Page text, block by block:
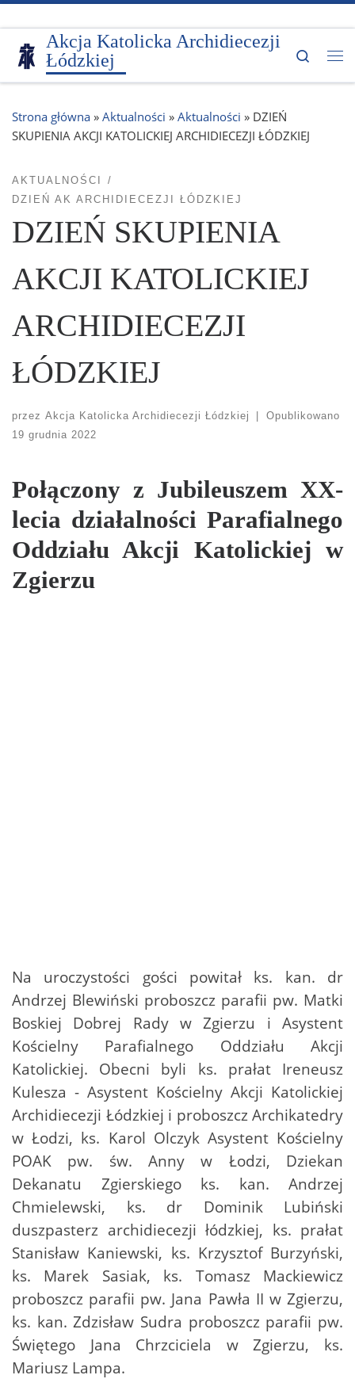
Przejdź do treści
Akcja Katolicka Archidiecezji
Łódzkiej
Search
Strona główna » Aktualności » Aktualności » DZIEŃ
SKUPIENIA AKCJI KATOLICKIEJ ARCHIDIECEZJI ŁÓDZKIEJ
AKTUALNOŚCI
DZIEŃ AK ARCHIDIECEZJI ŁÓDZKIEJ
DZIEŃ SKUPIENIA
AKCJI KATOLICKIEJ
ARCHIDIECEZJI
ŁÓDZKIEJ
przez Akcja Katolicka Archidiecezji Łódzkiej
Opublikowano
19 grudnia 2022
Połączony z Jubileuszem XX-
lecia działalności Parafialnego
Oddziału Akcji Katolickiej w
Zgierzu
Na uroczystości gości powitał ks. kan. dr
Andrzej Blewiński proboszcz parafii pw. Matki
Boskiej Dobrej Rady w Zgierzu i Asystent
Kościelny Parafialnego Oddziału Akcji
Katolickiej. Obecni byli ks. prałat Ireneusz
Kulesza - Asystent Kościelny Akcji Katolickiej
Archidiecezji Łódzkiej i proboszcz Archikatedry
w Łodzi, ks. Karol Olczyk Asystent Kościelny
POAK pw. św. Anny w Łodzi, Dziekan
Dekanatu Zgierskiego ks. kan. Andrzej
Chmielewski, ks. dr Dominik Lubiński
duszpasterz archidiecezji łódzkiej, ks. prałat
Stanisław Kaniewski, ks. Krzysztof Burzyński,
ks. Marek Sasiak, ks. Tomasz Mackiewicz
proboszcz parafii pw. Jana Pawła II w Zgierzu,
ks. kan. Zdzisław Sudra proboszcz parafii pw.
Świętego Jana Chrzciciela w Zgierzu, ks.
Mariusz Lampa.